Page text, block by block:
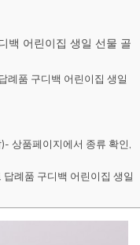
백 어린이집 생일 선물 골
례품 구디백 어린이집 생일
상품페이지에서 종류 확인,
례품 구디백 어린이집 생일